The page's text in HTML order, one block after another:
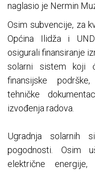
naglasio je Nermin
Osim subvencije, za
Općina Ilidža i
osigurali finansiranje
solarni sistem koji
finansijske
tehničke
izvođenja radova.
Ugradnja solarnih
pogodnosti. Osim
električne